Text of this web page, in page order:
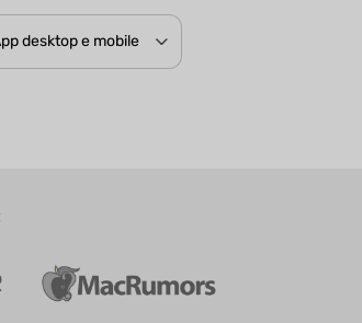
desktop e mobile